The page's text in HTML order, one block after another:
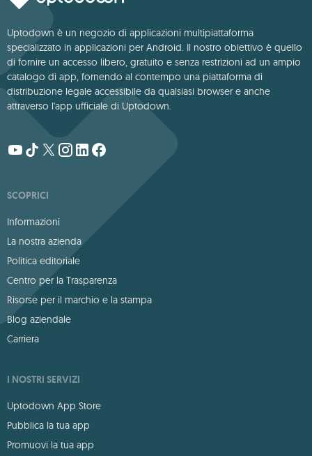
Uptodown è un negozio di applicazioni multipiattaforma
specializzato in applicazioni per Android. Il nostro obiettivo è quello
di fornire un accesso libero, gratuito e senza restrizioni ad un ampio
catalogo di app, fornendo al contempo una piattaforma di
distribuzione legale accessibile da qualsiasi browser e anche
attraverso l'app ufficiale di Uptodown.
SCOPRICI
Informazioni
La nostra azienda
Politica editoriale
Centro per la Trasparenza
Risorse per il marchio e la stampa
Blog aziendale
Carriera
I NOSTRI SERVIZI
Uptodown App Store
Pubblica la tua app
Promuovi la tua app